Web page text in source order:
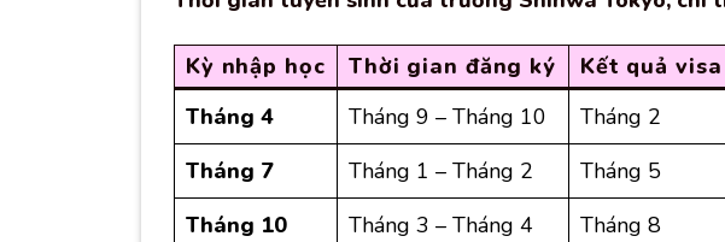
Kỳ nhập học Thời gian đăng ký Kết quả visa
Tháng 4
Tháng 9 – Tháng 10 Tháng 2
Tháng 7
Tháng 1 – Tháng 2 Tháng 5
Tháng 10
Tháng 3 – Tháng 4 Tháng 8